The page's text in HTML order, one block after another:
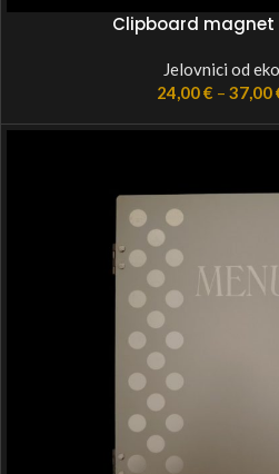
Clipboard magnet
Jelovnici od
24,00€ – 37,00